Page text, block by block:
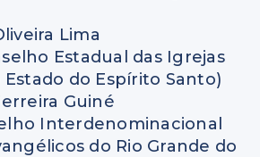
Lima
Estadual das Igrejas
Estado do Espírito Santo)
Guiné
Interdenominacional
do Rio Grande do